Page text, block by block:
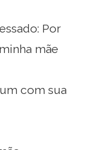
Por
mãe
com sua